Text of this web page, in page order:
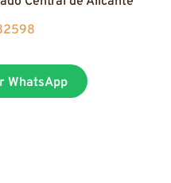
WhatsApp